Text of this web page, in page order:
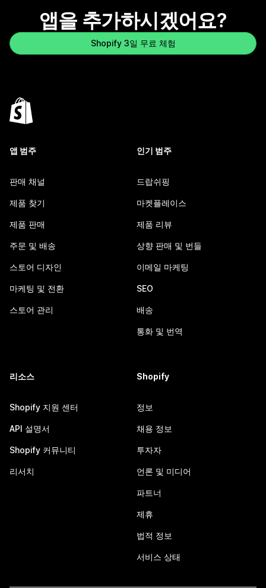
앱을 추가하시겠어요?
Shopify 3일 무료 체험
앱 범주
판매 채널
제품 찾기
제품 판매
주문 및 배송
스토어 디자인
마케팅 및 전환
스토어 관리
인기 범주
드랍쉬핑
마켓플레이스
제품 리뷰
상향 판매 및 번들
이메일 마케팅
SEO
배송
통화 및 번역
리소스
Shopify 지원 센터
API 설명서
Shopify 커뮤니티
리서치
Shopify
정보
채용 정보
투자자
언론 및 미디어
파트너
제휴
법적 정보
서비스 상태